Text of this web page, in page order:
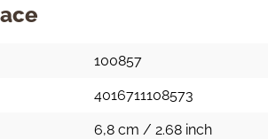
100857
4016711108573
6,8 cm / 2.68 inch